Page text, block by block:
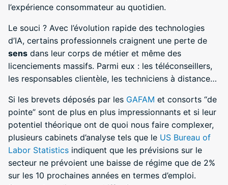
l’expérience consommateur au quotidien.
Le souci ? Avec l’évolution rapide des technologies
d’IA, certains professionnels craignent une perte de
sens dans leur corps de métier et même des
licenciements massifs. Parmi eux : les téléconseillers,
les responsables clientèle, les techniciens à distance…
Si les brevets déposés par les GAFAM et consorts “de
pointe” sont de plus en plus impressionnants et si leur
potentiel théorique ont de quoi nous faire complexer,
plusieurs cabinets d’analyse tels que le US Bureau of
Labor Statistics indiquent que les prévisions sur le
secteur ne prévoient une baisse de régime que de 2%
sur les 10 prochaines années en termes d’emploi.